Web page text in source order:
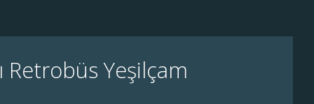
Retrobüs Yeşilçam